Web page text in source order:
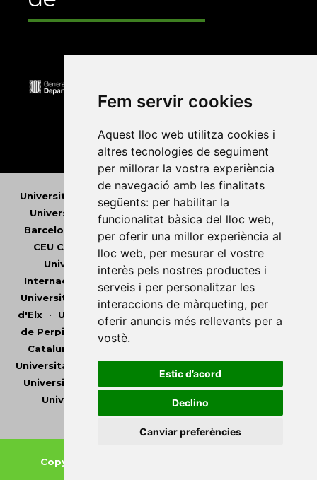
Fem servir cookies
Aquest lloc web utilitza cookies i
altres tecnologies de seguiment
per millorar la vostra experiència
de navegació amb les finalitats
següents: per habilitar la
funcionalitat bàsica del lloc web,
per oferir una millor experiència al
lloc web, per mesurar el vostre
interès pels nostres productes i
serveis i per personalitzar les
interaccions de màrqueting, per
oferir anuncis més rellevants per a
vostè.
Estic d’acord
Declino
Canviar preferències
Universitat Abat Oliba CEU •Universitat d'Alacant
Universitat d'Andorra
•
Universitat Autònoma de
Barcelona
Universitat de Barcelona
Universitat
CEU Cardenal Herrera
Universitat de Girona
Universitat de les Illes Balears
Universitat
Internacional de Catalunya
Universitat Jaume I
Universitat de Lleida
• Universitat Miguel Hernández
d'Elx• Universitat Oberta de Catalunya • Universitat
de Perpinyà Via Domitia
Universitat Politècnica de
Catalunya
Universitat Pompeu Fabra
Universitat Ramon Llull
Universitat Rovira i Virgili
Universitat de València
•Universitat de Vic -
Universitat Central de Catalunya
Copyright © 2026